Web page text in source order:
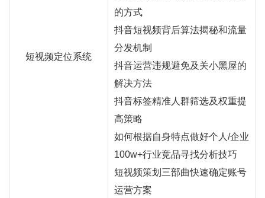
短视频定位系统
的方式
抖音短视频背后算法揭秘和流量
分发机制
抖音运营违规避免及关小黑屋的
解决方法
抖音标签精准人群筛选及权重提
高策略
如何根据自身特点做好个人/企业
100w+行业竞品寻找分析技巧
短视频策划三部曲快速确定账号
运营方案